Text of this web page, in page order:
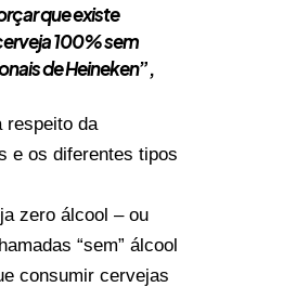
que existe
100% sem
de Heineken”,
respeito da
e os diferentes tipos
zero álcool – ou
“sem” álcool
consumir cervejas